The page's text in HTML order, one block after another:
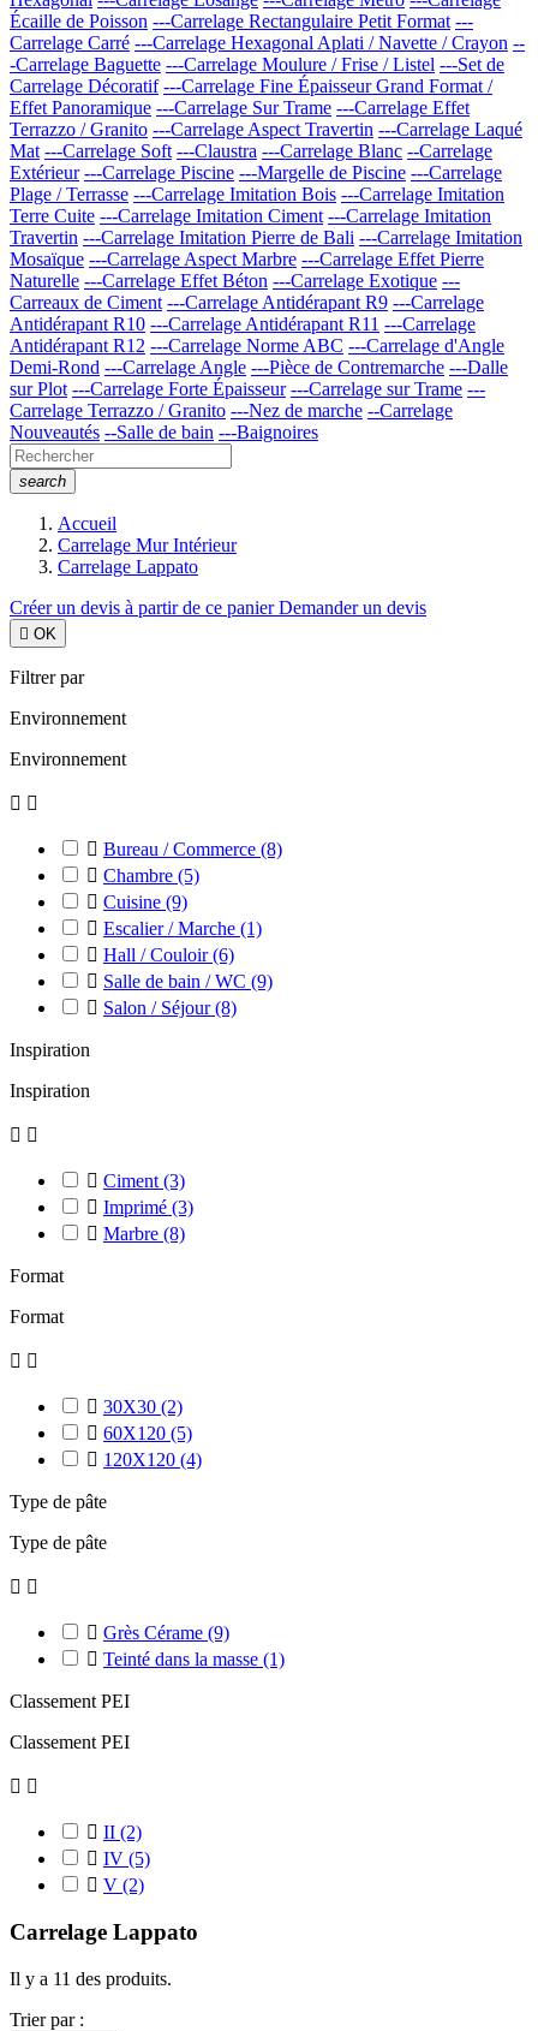
Écaille de Poisson ---Carrelage Rectangulaire Petit Format ---
Carrelage Carré ---Carrelage Hexagonal Aplati / Navette / Crayon --
-Carrelage Baguette ---Carrelage Moulure / Frise / Listel ---Set de
Carrelage Décoratif ---Carrelage Fine Épaisseur Grand Format /
Effet Panoramique ---Carrelage Sur Trame ---Carrelage Effet
Terrazzo / Granito ---Carrelage Aspect Travertin ---Carrelage Laqué
Mat ---Carrelage Soft ---Claustra ---Carrelage Blanc --Carrelage
Extérieur ---Carrelage Piscine ---Margelle de Piscine ---Carrelage
Plage / Terrasse ---Carrelage Imitation Bois ---Carrelage Imitation
Terre Cuite ---Carrelage Imitation Ciment ---Carrelage Imitation
Travertin ---Carrelage Imitation Pierre de Bali ---Carrelage Imitation
Mosaïque ---Carrelage Aspect Marbre ---Carrelage Effet Pierre
Naturelle ---Carrelage Effet Béton ---Carrelage Exotique ---
Carreaux de Ciment ---Carrelage Antidérapant R9 ---Carrelage
Antidérapant R10 ---Carrelage Antidérapant R11 ---Carrelage
Antidérapant R12 ---Carrelage Norme ABC ---Carrelage d'Angle
Demi-Rond ---Carrelage Angle ---Pièce de Contremarche ---Dalle
sur Plot ---Carrelage Forte Épaisseur ---Carrelage sur Trame ---
Carrelage Terrazzo / Granito ---Nez de marche --Carrelage
Nouveautés --Salle de bain ---Baignoires
search
Accueil
Carrelage Mur Intérieur
Carrelage Lappato
Créer un devis à partir de ce panierDemander un devis
 OK
Filtrer par
Environnement
Environnement
 
 Bureau / Commerce (8)
 Chambre (5)
 Cuisine (9)
 Escalier / Marche (1)
 Hall / Couloir(6)
 Salle de bain / WC (9)
 Salon / Séjour(8)
Inspiration
Inspiration
 
 Ciment (3)
 Imprimé (3)
 Marbre (8)
Format
Format
 
 30X30 (2)
 60X120 (5)
 120X120 (4)
Type de pâte
Type de pâte
 
 Grès Cérame (9)
 Teinté dans la masse (1)
Classement PEI
Classement PEI
 
 II (2)
 IV (5)
 V (2)
Carrelage Lappato
Il y a 11 des produits.
Trier par :